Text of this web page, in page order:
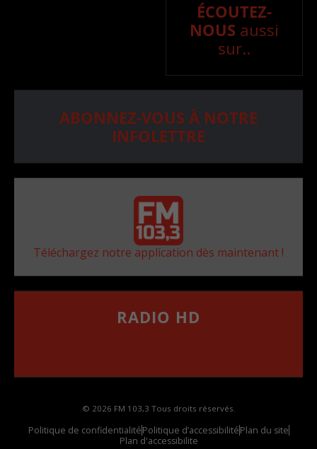
ÉCOUTEZ-
NOUS aussi
sur..
ABONNEZ-VOUS À NOTRE
INFOLETTRE
Téléchargez notre application dès maintenant !
RADIO HD
© 2026 FM 103,3 Tous droits réservés.
Politique de confidentialitéPolitique d’accessibilitéPlan du site
Plan d'accessibilite